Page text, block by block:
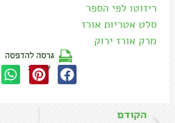
ריזוטו לפי הספר
סלט אטריות אורז
מרק אורז ירוק
שתפו:
הקודם